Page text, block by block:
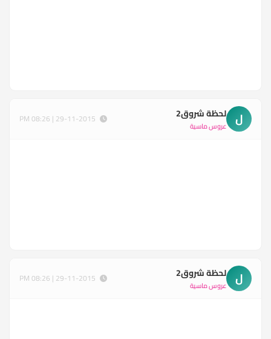
ل لحظة شروق2
عروس ماسية
ل لحظة شروق2
عروس ماسية